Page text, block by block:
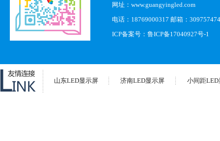
网址：www.guangyingled.com
电话：18769000317 邮箱：
ICP备案号： 鲁ICP备17040927号-1
山东LED显示屏 济南LED显示屏 小间距